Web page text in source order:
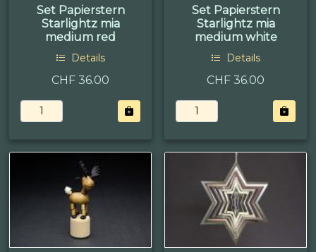
Set Papierstern
Starlightz mia
medium red
Details
CHF 36.00
Set Papierstern
Starlightz mia
medium white
Details
CHF 36.00